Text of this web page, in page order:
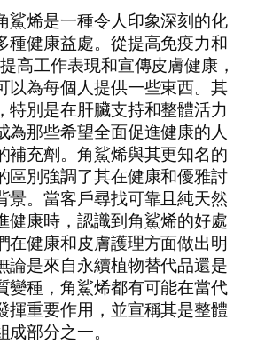
鯊烯是一種令人印象深刻的化
種健康益處。從提高免疫力和
高工作表現和宣傳皮膚健康，
以為每個人提供一些東西。其
特別是在肝臟支持和整體活力
為那些希望全面促進健康的人
補充劑。角鯊烯與其更知名的
區別強調了其在健康和優雅討
景。當客戶尋找可靠且純天然
健康時，認識到角鯊烯的好處
在健康和皮膚護理方面做出明
論是來自永續植物替代品還是
變種，角鯊烯都有可能在當代
揮重要作用，並宣稱其是整體
部分之一。